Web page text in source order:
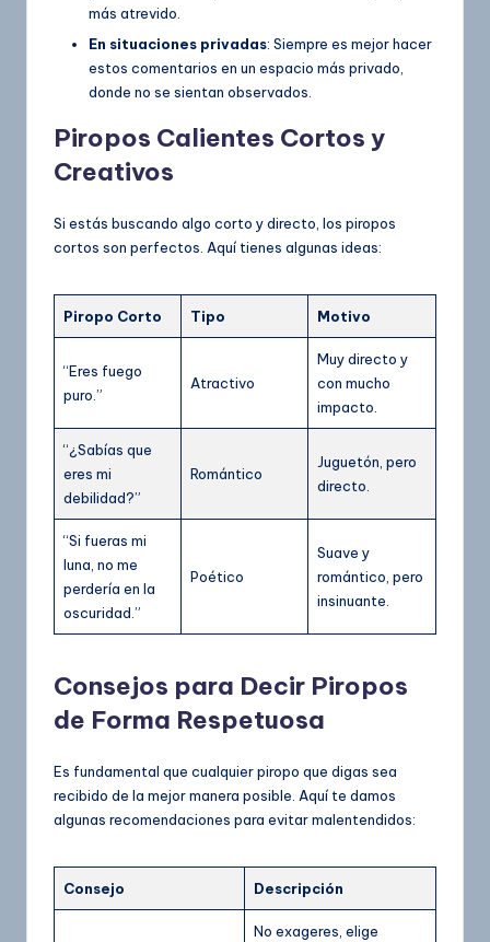
más atrevido.
En situaciones privadas: Siempre es mejor hacer
estos comentarios en un espacio más privado,
donde no se sientan observados.
Piropos Calientes Cortos y
Creativos
Si estás buscando algo corto y directo, los piropos
cortos son perfectos. Aquí tienes algunas ideas:
Piropo Corto Tipo Motivo
“Eres fuego
puro.”
Atractivo
Muy directo y
con mucho
impacto.
“¿Sabías que
eres mi
debilidad?”
Romántico
Juguetón, pero
directo.
“Si fueras mi
luna, no me
perdería en la
oscuridad.”
Poético
Suave y
romántico, pero
insinuante.
Consejos para Decir Piropos
de Forma Respetuosa
Es fundamental que cualquier piropo que digas sea
recibido de la mejor manera posible. Aquí te damos
algunas recomendaciones para evitar malentendidos:
Consejo Descripción
No exageres, elige